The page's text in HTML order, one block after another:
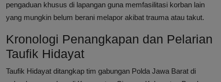
pengaduan khusus di lapangan guna memfasilitasi korban lain
yang mungkin belum berani melapor akibat trauma atau takut.
Kronologi Penangkapan dan Pelarian
Taufik Hidayat
Taufik Hidayat ditangkap tim gabungan Polda Jawa Barat di